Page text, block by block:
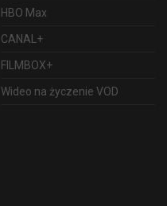
HBO Max
CANAL+
FILMBOX+
Wideo na życzenie VOD